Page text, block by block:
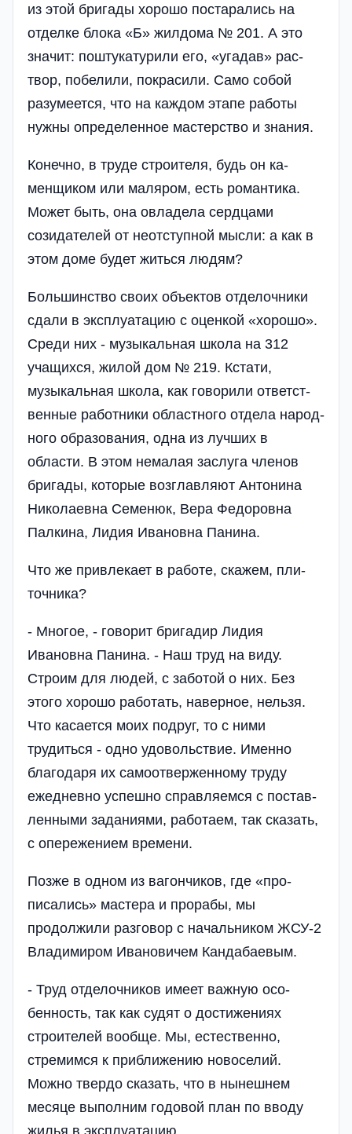
из этой бригады хорошо постарались на
отделке блока «Б» жилдома № 201. А это
значит: поштукату­рили его, «угадав» рас­
твор, побелили, покра­сили. Само собой
разу­меется, что на каждом этапе работы
нужны определенное мастер­ство и знания.
Конечно, в труде строителя, будь он ка­
менщиком или маля­ром, есть романтика.
Может быть, она овла­дела сердцами
созида­телей от неотступной мысли: а как в
этом доме будет житься лю­дям?
Большинство своих объектов отделочники
сдали в эксплуатацию с оценкой «хорошо».
Среди них - музы­кальная школа на 312
учащихся, жилой дом № 219. Кстати,
музыкальная школа, как говорили ответст­
венные работники об­ластного отдела народ­
ного образования, одна из лучших в
области. В этом немалая заслу­га членов
бригады, ко­торые возглавляют Ан­тонина
Николаевна Семенюк, Вера Федоров­на
Палкина, Лидия Ивановна Панина.
Что же привлекает в работе, скажем, пли­
точника?
- Многое, - гово­рит бригадир Лидия
Ивановна Панина. - Наш труд на виду.
Строим для людей, с заботой о них. Без
этого хорошо работать, наверное, нельзя.
Что касается моих подруг, то с ними
трудиться - одно удовольствие. Именно
благодаря их самоотверженному тру­ду
ежедневно успешно справляемся с постав­
ленными заданиями, работаем, так сказать,
с опережением време­ни.
Позже в одном из вагончиков, где «про­
писались» мастера и прорабы, мы
продолжи­ли разговор с началь­ником ЖСУ-2
Влади­миром Ивановичем Кандабаевым.
- Труд отделочни­ков имеет важную осо­
бенность, так как су­дят о достижениях
строителей вообще. Мы, естественно,
стремимся к приближению новосе­лий.
Можно твердо ска­зать, что в нынешнем
месяце выполним го­довой план по вводу
жилья в эксплуатацию.